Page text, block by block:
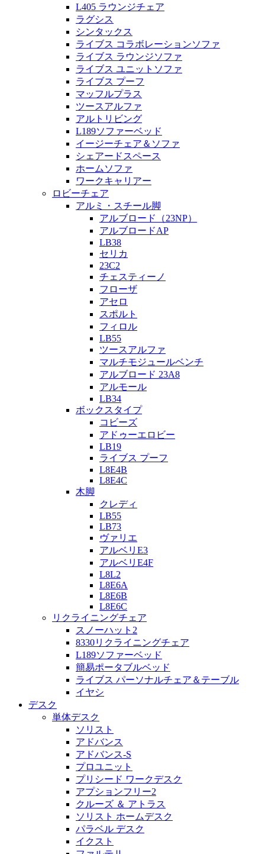
L405 ラウンジチェア
ラグシス
シンタックス
ライブス コラボレーションソファ
ライブス ラウンジソファ
ライブス ユニットソファ
ライブス プーフ
マッフルプラス
ツースアルファ
アルトリビング
L189ソファーベッド
イージーチェア＆ソファ
シェアードスペース
ホームソファ
ワークキャリアー
ロビーチェア
アルミ・スチール脚
アルブロード（23NP）
アルブロードAP
LB38
セリカ
23C2
チェスティーノ
フローザ
アセロ
スポルト
フィロル
LB55
ツースアルファ
マルチモジュールベンチ
アルブロード 23A8
アルモール
LB34
ボックスタイプ
コビーズ
アドゥーエロビー
LB19
ライブス プーフ
L8E4B
L8E4C
木脚
クレディ
LB55
LB73
ヴァリエ
アルベリE3
アルベリE4F
L8L2
L8E6A
L8E6B
L8E6C
リクライニングチェア
スノーハット2
8330リクライニングチェア
L189ソファーベッド
簡易ポータブルベッド
ライブス パーソナルチェア＆テーブル
イヤシ
デスク
単体デスク
ソリスト
アドバンス
アドバンス-S
プロユニット
プリシード ワークデスク
アプションフリー2
クルーズ ＆ アトラス
ソリスト ホームデスク
パラベル デスク
イクスト